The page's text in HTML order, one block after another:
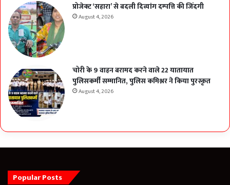
प्रोजेक्ट ‘सहारा’ से बदली दिव्यांग दम्पत्ति की जिंदगी
August 4, 2026
चोरी के 9 वाहन बरामद करने वाले 22 यातायात
पुलिसकर्मी सम्मानित, पुलिस कमिश्नर ने किया पुरस्कृत
August 4, 2026
Popular Posts